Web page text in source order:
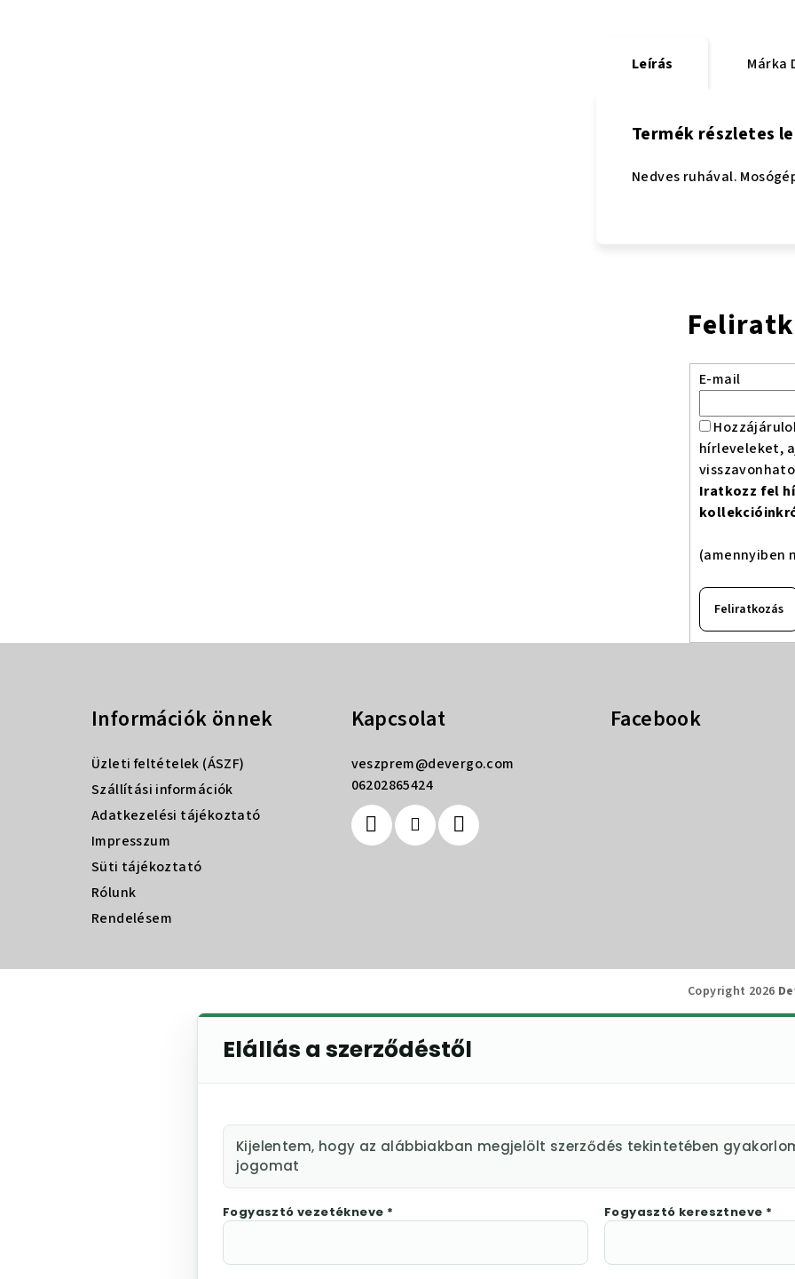
Leírás Márka
Termék részletes
Nedves ruhával.
E-mail
hírleveleket,
Iratkozz fel
(amennyiben
Feliratkozás
Információk önnek
Üzleti feltételek (ÁSZF)
Szállítási információk
Adatkezelési tájékoztató
Impresszum
Süti tájékoztató
Rólunk
Rendelésem
Kapcsolat
veszprem@devergo.com
06202865424
Facebook
Copyright 2026
Elállás a szerződéstől
Kijelentem, hogy az alábbiakban megjelölt szerződés tekintetében
jogomat
Fogyasztó vezetékneve * Fogyasztó keresztneve *